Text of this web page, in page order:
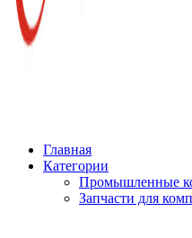
Главная
Категории
Промышленные
Запчасти для